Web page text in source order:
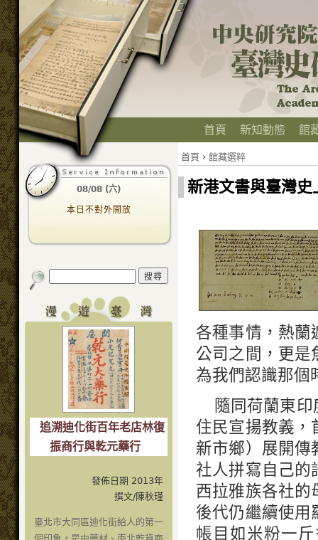
首頁 新知動態 館
08/08 (六)
本日不對外開放
追溯迪化街百年老店林復
振商行與乾元藥行
發佈日期 2013年
撰文/陳秋瑾
臺北市大同區迪化街給人的第一
首頁 › 館藏選粹
新港文書與臺灣史
各種事情，熱蘭
公司之間，更是
為我們認識那個
隨同荷蘭東
住民宣揚教義，
新市鄉）展開傳
社人拼寫自己的
西拉雅族各社的
後代仍繼續使用
帳目如米粉一